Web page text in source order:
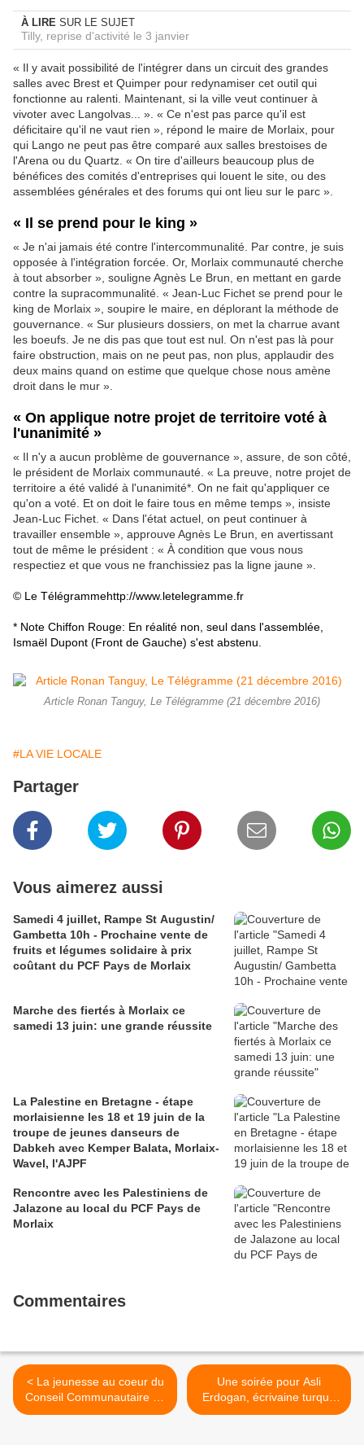
À LIRE SUR LE SUJET
Tilly, reprise d'activité le 3 janvier
« Il y avait possibilité de l'intégrer dans un circuit des grandes
salles avec Brest et Quimper pour redynamiser cet outil qui
fonctionne au ralenti. Maintenant, si la ville veut continuer à
vivoter avec Langolvas... ». « Ce n'est pas parce qu'il est
déficitaire qu'il ne vaut rien », répond le maire de Morlaix, pour
qui Lango ne peut pas être comparé aux salles brestoises de
l'Arena ou du Quartz. « On tire d'ailleurs beaucoup plus de
bénéfices des comités d'entreprises qui louent le site, ou des
assemblées générales et des forums qui ont lieu sur le parc ».
« Il se prend pour le king »
« Je n'ai jamais été contre l'intercommunalité. Par contre, je suis
opposée à l'intégration forcée. Or, Morlaix communauté cherche
à tout absorber », souligne Agnès Le Brun, en mettant en garde
contre la supracommunalité. « Jean-Luc Fichet se prend pour le
king de Morlaix », soupire le maire, en déplorant la méthode de
gouvernance. « Sur plusieurs dossiers, on met la charrue avant
les boeufs. Je ne dis pas que tout est nul. On n'est pas là pour
faire obstruction, mais on ne peut pas, non plus, applaudir des
deux mains quand on estime que quelque chose nous amène
droit dans le mur ».
« On applique notre projet de territoire voté à
l'unanimité »
« Il n'y a aucun problème de gouvernance », assure, de son côté,
le président de Morlaix communauté. « La preuve, notre projet de
territoire a été validé à l'unanimité*. On ne fait qu'appliquer ce
qu'on a voté. Et on doit le faire tous en même temps », insiste
Jean-Luc Fichet. « Dans l'état actuel, on peut continuer à
travailler ensemble », approuve Agnès Le Brun, en avertissant
tout de même le président : « À condition que vous nous
respectiez et que vous ne franchissiez pas la ligne jaune ».
© Le Télégrammehttp://www.letelegramme.fr
* Note Chiffon Rouge: En réalité non, seul dans l'assemblée,
Ismaël Dupont (Front de Gauche) s'est abstenu.
Article Ronan Tanguy, Le Télégramme (21 décembre 2016)
#LA VIE LOCALE
Partager
Vous aimerez aussi
Samedi 4 juillet, Rampe St Augustin/
Gambetta 10h - Prochaine vente de
fruits et légumes solidaire à prix
coûtant du PCF Pays de Morlaix
Marche des fiertés à Morlaix ce
samedi 13 juin: une grande réussite
La Palestine en Bretagne - étape
morlaisienne les 18 et 19 juin de la
troupe de jeunes danseurs de
Dabkeh avec Kemper Balata, Morlaix-
Wavel, l'AJPF
Rencontre avec les Palestiniens de
Jalazone au local du PCF Pays de
Morlaix
Commentaires
< La jeunesse au coeur du
Conseil Communautaire du
19 décembre 2016 à
Une soirée pour Asli
Erdogan, écrivaine turque
emprisonnée, à la Librairie